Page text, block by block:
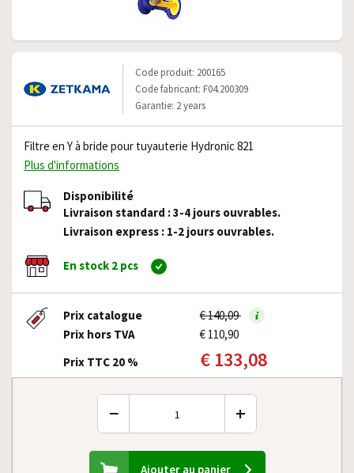
Code produit: 200165
Code fabricant: F04.200309
Garantie: 2 years
Filtre en Y à bride pour tuyauterie Hydronic 821
Plus d'informations
Disponibilité
Livraison standard : 3-4 jours ouvrables.
Livraison express : 1-2 jours ouvrables.
En stock 2 pcs
Prix catalogue
€ 140,09
Prix hors TVA
€ 110,90
Prix TTC 20 %
€ 133,08
− +
Ajouter au panier